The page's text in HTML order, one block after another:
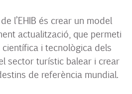
l’EHIB és crear un model
actualització, que permeti
i tecnològica dels
sector turístic balear i crear
de referència mundial.